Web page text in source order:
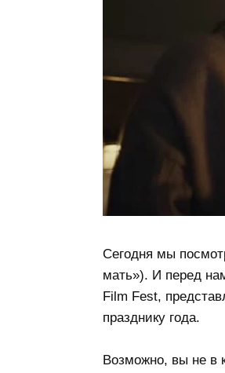
Сегодня мы
мать»). И перед
Film Fest,
празднику года.
Возможно, вы не в